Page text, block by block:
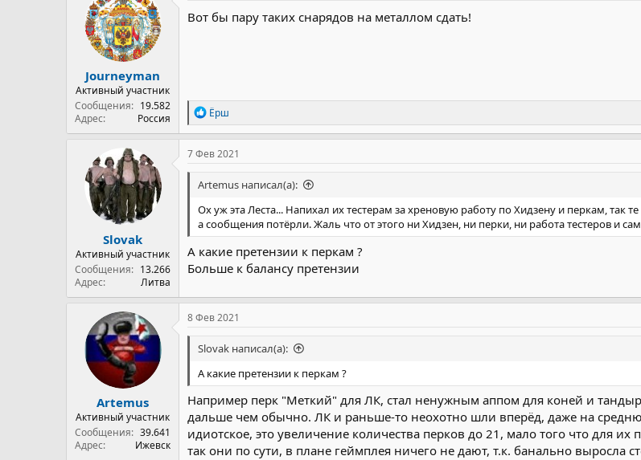
Journeyman
Активный участник
Сообщения
19.582
Адрес
Россия
Вот бы пару таких снарядов на металлом сдать!
Р
е
а
к
и
Ёрш
Slovak
Активный участник
Сообщения
13.266
Адрес
Литва
7 Фев 2021
Artemus написал(а):
Ох уж эта Леста... Напихал их тестерам за хреновую работу по Хидзену и перкам,
а сообщения потёрли. Жаль что от этого ни Хидзен, ни перки, ни работа тестеров и
А какие претензии к перкам ?
Больше к балансу претензии
Artemus
Активный участник
Сообщения
39.641
Адрес
Ижевск
8 Фев 2021
Slovak написал(а):
А какие претензии к перкам ?
Например перк "Меткий" для ЛК, стал ненужным аппом для коней и
дальше чем обычно. ЛК и раньше-то неохотно шли вперёд, даже на
идиотское, это увеличение количества перков до 21, мало того что для
так они по сути, в плане геймплея ничего не дают, т.к. банально выросла